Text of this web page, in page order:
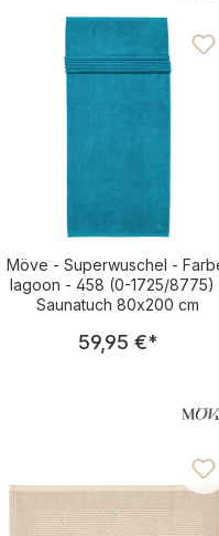
Durchschnittliche
Möve - Superwuschel -
lagoon - 458 (0-1725/8775)
Saunatuch 80x200 cm
Regulärer
59,95 €*